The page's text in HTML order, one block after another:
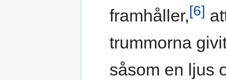
framhåller,[6]
trummorna
såsom en ljus